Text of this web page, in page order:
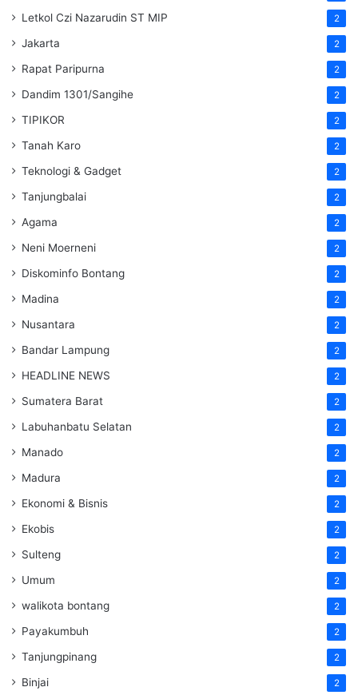
Letkol Czi Nazarudin ST MIP 2
Jakarta 2
Rapat Paripurna 2
Dandim 1301/Sangihe 2
TIPIKOR 2
Tanah Karo 2
Teknologi & Gadget 2
Tanjungbalai 2
Agama 2
Neni Moerneni 2
Diskominfo Bontang 2
Madina 2
Nusantara 2
Bandar Lampung 2
HEADLINE NEWS 2
Sumatera Barat 2
Labuhanbatu Selatan 2
Manado 2
Madura 2
Ekonomi & Bisnis 2
Ekobis 2
Sulteng 2
Umum 2
walikota bontang 2
Payakumbuh 2
Tanjungpinang 2
Binjai 2